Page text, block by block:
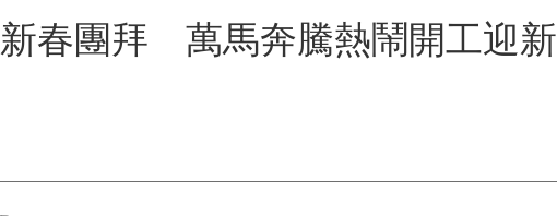
春團拜 萬馬奔騰熱鬧開工迎新